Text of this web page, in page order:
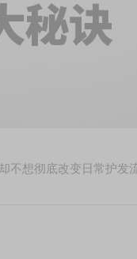
不想彻底改变日常护